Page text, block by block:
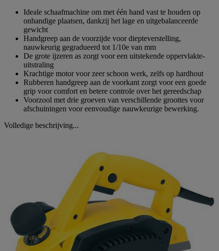
Ideale schaafmachine om met één hand vast te houden op
onhandige plaatsen, dankzij het lage en uitgebalanceerde
gewicht
Handgreep aan de voorzijde voor diepteverstelling,
nauwkeurig gegradueerd tot 1/10e van mm
De grote ijzeren as zorgt voor een uitstekende oppervlakte-
uitstraling
Krachtige motor voor zeer schoon werk, zelfs op hardhout
Rubberen handgreep aan de voorkant zorgt voor een goede
grip voor comfort en betere controle over het gereedschap
Voorzool met drie groeven van verschillende groottes voor
afschuiningen voor eenvoudige nauwkeurige bewerking.
Volledige beschrijving...